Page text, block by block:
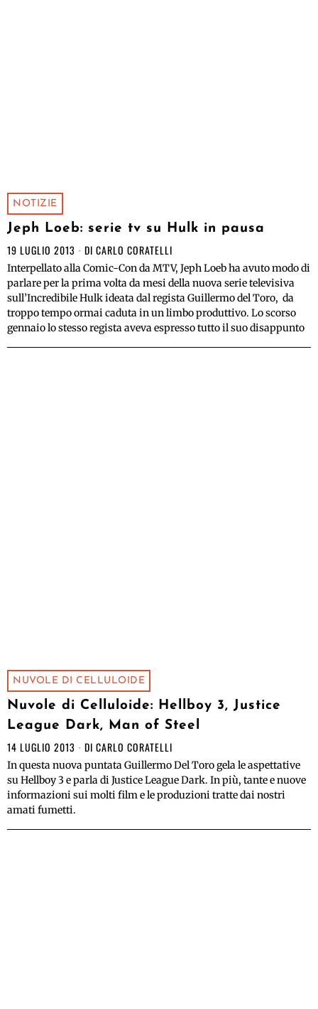
NOTIZIE
Jeph Loeb: serie tv su Hulk in pausa
19 LUGLIO 2013 DI CARLO CORATELLI
Interpellato alla Comic-Con da MTV, Jeph Loeb ha avuto modo di
parlare per la prima volta da mesi della nuova serie televisiva
sull’Incredibile Hulk ideata dal regista Guillermo del Toro, da
troppo tempo ormai caduta in un limbo produttivo. Lo scorso
gennaio lo stesso regista aveva espresso tutto il suo disappunto
NUVOLE DI CELLULOIDE
Nuvole di Celluloide: Hellboy 3, Justice
League Dark, Man of Steel
14 LUGLIO 2013 DI CARLO CORATELLI
In questa nuova puntata Guillermo Del Toro gela le aspettative
su Hellboy 3 e parla di Justice League Dark. In più, tante e nuove
informazioni sui molti film e le produzioni tratte dai nostri
amati fumetti.